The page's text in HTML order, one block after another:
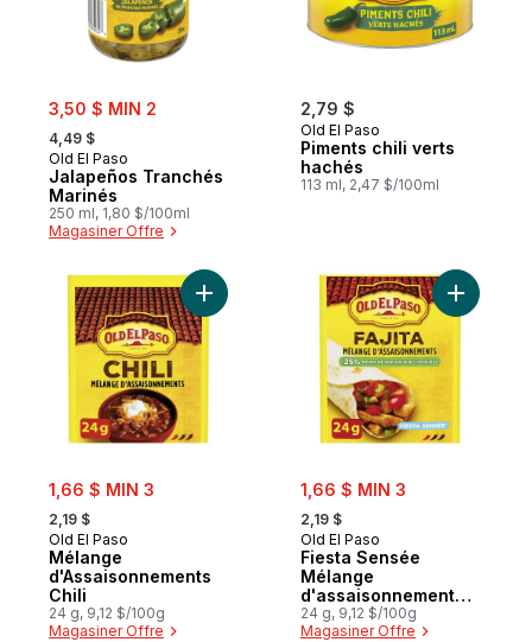
sale:
3,50 $ MIN 2
, formerly:
4,49 $
Old El Paso
Jalapeños Tranchés
Marinés
250 ml, 1,80 $/100ml
Magasiner Offre
2,79 $
Old El Paso
Piments chili verts
hachés
113 ml, 2,47 $/100ml
sale:
1,66 $ MIN 3
, formerly:
2,19 $
Old El Paso
Mélange
d'Assaisonnements
Chili
24 g, 9,12 $/100g
Magasiner Offre
Ajouter Mélange d'Assaisonnements Chili
sale:
1,66 $ MIN 3
, formerly:
2,19 $
Old El Paso
Fiesta Sensée
Mélange
d'assaisonnements
Fajita
24 g, 9,12 $/100g
Magasiner Offre
Ajouter